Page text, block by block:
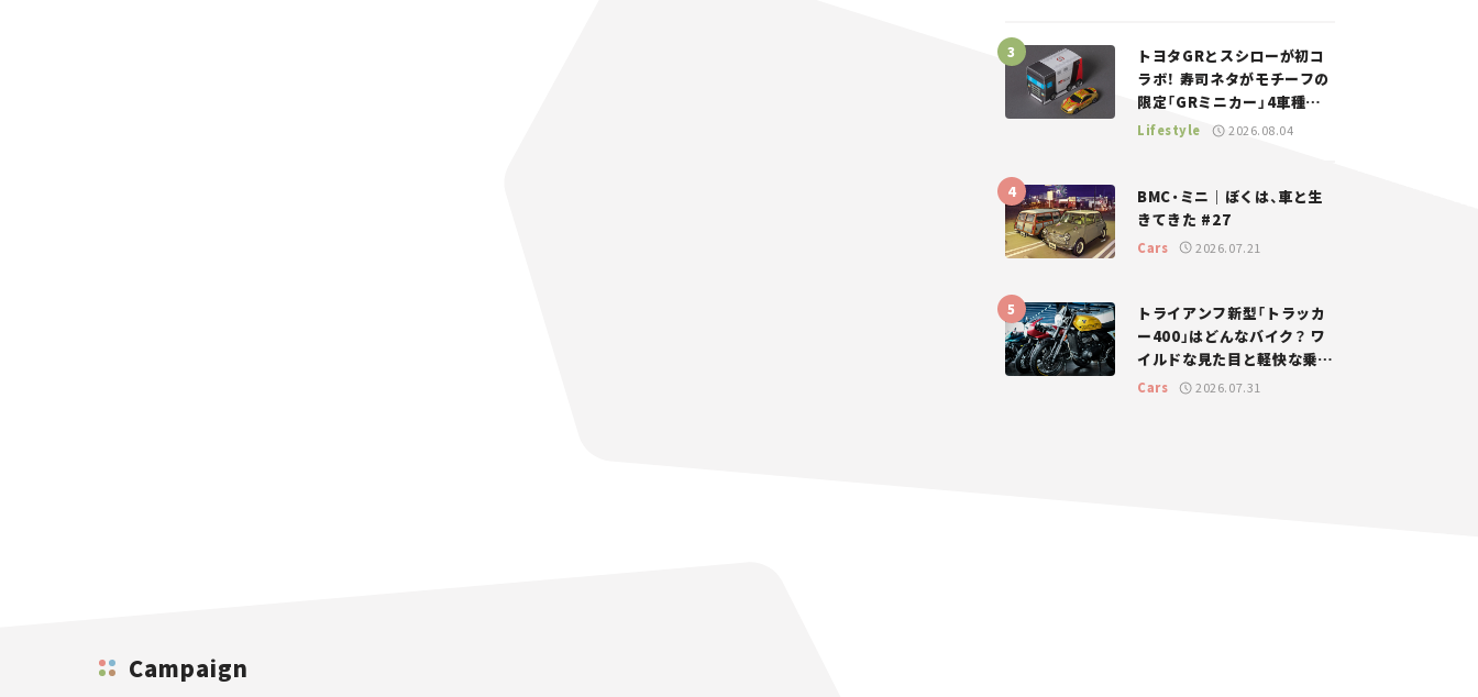
Campaign
トヨタGRとスシローが初コ
ラボ！ 寿司ネタがモチーフの
限定「GRミニカー」4車種が
登場。入手方法は？【クルマ
Lifestyle 2026.08.04
BMC・ミニ｜ぼくは、車と生
きてきた #27
Cars 2026.07.21
トライアンフ新型「トラッカ
ー400」はどんなバイク？ ワ
イルドな見た目と軽快な乗り
味を両立した400ccフラット
Cars 2026.07.31